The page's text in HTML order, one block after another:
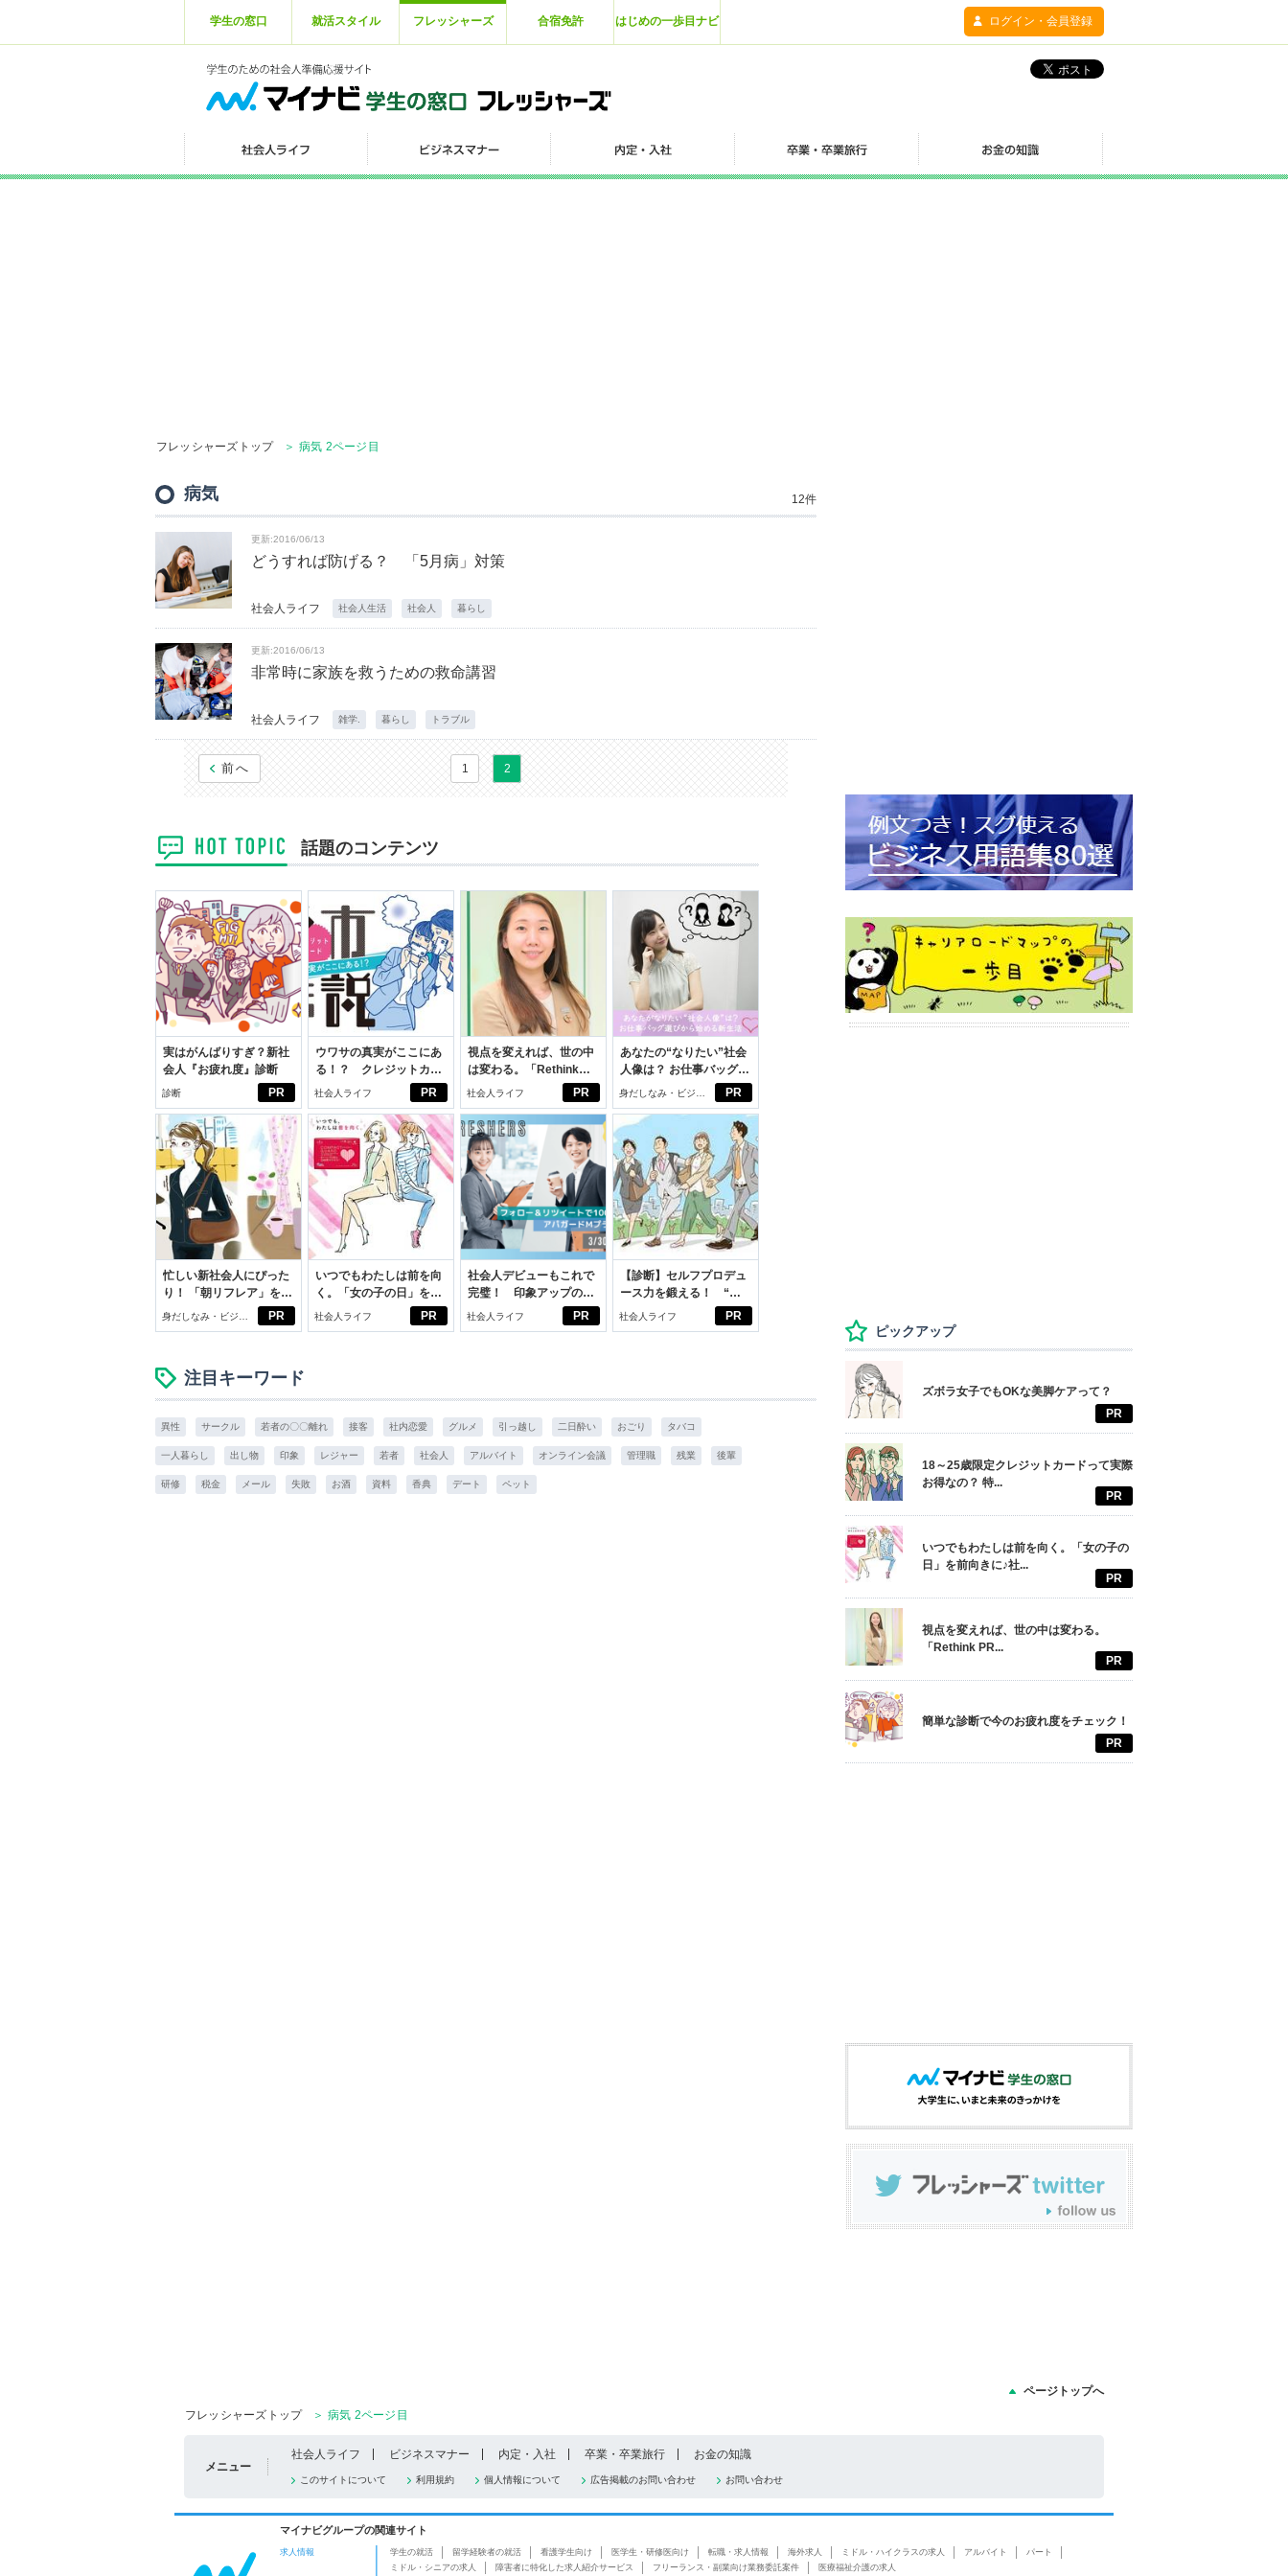
学生の窓口 就活スタイル フレッシャーズ 合宿免許 はじめの一歩目ナビ ログイン・会員登録
フレッシャーズトップ ＞ 病気 2ページ目
病気 12件
更新:2016/06/13
どうすれば防げる？ 「5月病」対策
社会人ライフ 社会人生活 社会人 暮らし
更新:2016/06/13
非常時に家族を救うための救命講習
社会人ライフ 雑学. 暮らし トラブル
前へ 1 2
話題のコンテンツ
PR
実はがんばりすぎ？新社
会人『お疲れ度』診断
診断 PR
ウワサの真実がここにあ
る！？ クレジットカー
ドの都市伝説
社会人ライフ PR
視点を変えれば、世の中
は変わる。「Rethink
PROJECT」がつたえた
社会人ライフ PR
あなたの“なりたい”社会
人像は？ お仕事バッグ選
びから始める新生活
身だしなみ・ビジネ
スアイテム
PR
忙しい新社会人にぴった
り！ 「朝リフレア」をは
じめよう。しっかりニオ
イケアして24時間快適。
身だしなみ・ビジネ
スアイテム
PR
いつでもわたしは前を向
く。「女の子の日」を前
向きに♪社会人エリ・大
社会人ライフ PR
社会人デビューもこれで
完璧！ 印象アップのセ
ルフプロデュース術
社会人ライフ PR
【診断】セルフプロデュ
ース力を鍛える！ “ジ
ブン観”診断
社会人ライフ
注目キーワード
異性 サークル 若者の〇〇離れ 接客 社内恋愛 グルメ 引っ越し 二日酔い おごり タバコ
一人暮らし 出し物 印象 レジャー 若者 社会人 アルバイト オンライン会議 管理職 残業 後輩
研修 税金 メール 失敗 お酒 資料 香典 デート ペット
ピックアップ
ズボラ女子でもOKな美脚ケアって？
PR
18～25歳限定クレジットカードって実際
お得なの？ 特...
PR
いつでもわたしは前を向く。「女の子の
日」を前向きに♪社...
PR
視点を変えれば、世の中は変わる。
「Rethink PR...
PR
簡単な診断で今のお疲れ度をチェック！
PR
ページトップへ
フレッシャーズトップ
＞ 病気 2ページ目
メニュー
社会人ライフ ビジネスマナー 内定・入社 卒業・卒業旅行 お金の知識
このサイトについて 利用規約 個人情報について 広告掲載のお問い合わせ お問い合わせ
マイナビグループの関連サイト
求人情報 学生の就活 留学経験者の就活 看護学生向け 医学生・研修医向け 転職・求人情報 海外求人 ミドル・ハイクラスの求人 アルバイト
パート
ミドル・シニアの求人
障害者に特化した求人紹介サービス フリーランス・副業向け業務委託案件 医療福祉介護の求人